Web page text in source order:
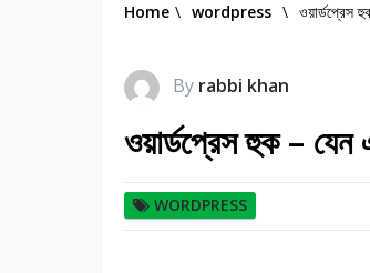
Home \ wordpress \ ওয়ার্ডপ্রেস
By rabbi khan
ওয়ার্ডপ্রেস হুক – যেন
WORDPRESS